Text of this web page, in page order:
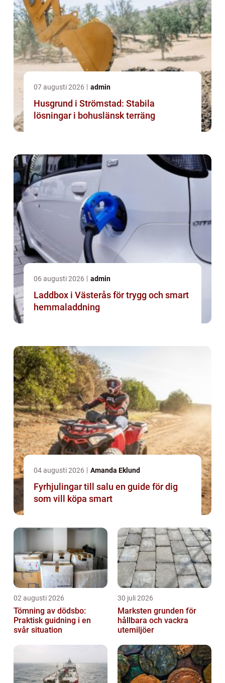
07 augusti 2026 admin
Husgrund i Strömstad: Stabila
lösningar i bohuslänsk terräng
06 augusti 2026 admin
Laddbox i Västerås för trygg och smart
hemmaladdning
04 augusti 2026 Amanda Eklund
Fyrhjulingar till salu en guide för dig
som vill köpa smart
02 augusti 2026
Tömning av dödsbo:
Praktisk guidning i en
svår situation
30 juli 2026
Marksten grunden för
hållbara och vackra
utemiljöer